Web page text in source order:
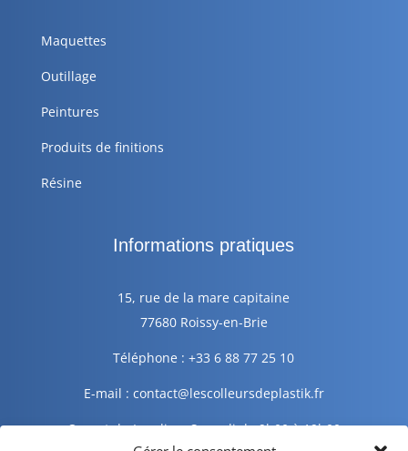
Maquettes
Outillage
Peintures
Produits de finitions
Résine
Informations pratiques
15, rue de la mare capitaine
77680 Roissy-en-Brie
Téléphone : +33 6 88 77 25 10
E-mail : contact@lescolleursdeplastik.fr
Ouvert du Lundi au Samedi de 9h00 à 19h00